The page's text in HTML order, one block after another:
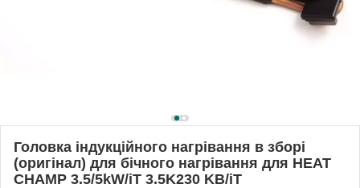
Головка індукційного нагрівання в зборі
(оригінал) для бічного нагрівання для HEAT
CHAMP 3.5/5kW/iT 3.5K230 KB/iT